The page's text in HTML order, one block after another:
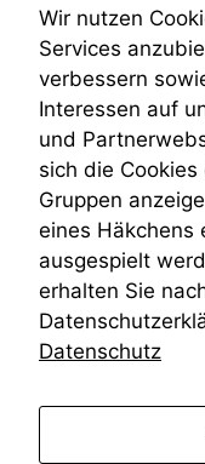
Teilungsklage
Venezuela
VRK
Zivilprozessordnung
ZPO
Zustellfiktion
Zuständigkeit
Öffentliches
Öffentlichkeitsprinzip
Wir nutzen
Services
verbessern
Interessen auf
und
sich die
Gruppen
eines Häkchens
ausgespielt
erhalten Sie
Datenschutz